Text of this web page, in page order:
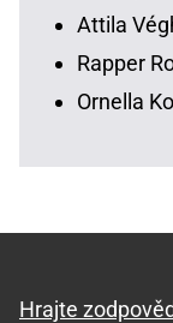
Attila
Rapper
Ornella
Hrajte